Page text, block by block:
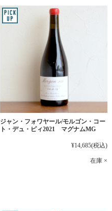
ジャン・フォワヤール/モルゴン・コー
ト・デュ・ピィ2021 マグナムMG
¥14,685(税込)
在庫 ×